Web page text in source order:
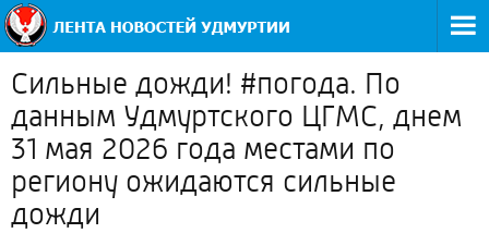
Сильные дожди! #погода. По
данным Удмуртского ЦГМС, днем
31 мая 2026 года местами по
региону ожидаются сильные
дожди